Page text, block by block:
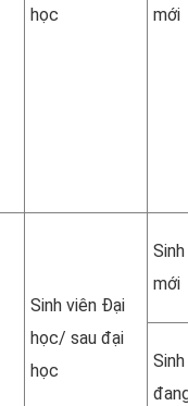
học
mới
Sinh viên Đại
học/ sau đại
học
mới